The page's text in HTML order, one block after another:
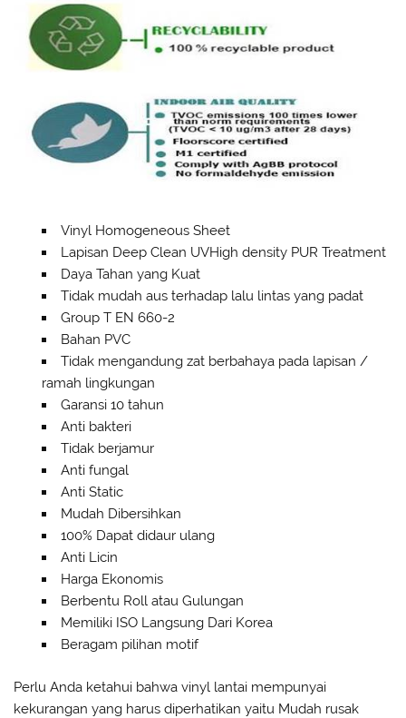
Vinyl Homogeneous Sheet
Lapisan Deep Clean UVHigh density PUR Treatment
Daya Tahan yang Kuat
Tidak mudah aus terhadap lalu lintas yang padat
Group T EN 660-2
Bahan PVC
Tidak mengandung zat berbahaya pada lapisan /
ramah lingkungan
Garansi 10 tahun
Anti bakteri
Tidak berjamur
Anti fungal
Anti Static
Mudah Dibersihkan
100% Dapat didaur ulang
Anti Licin
Harga Ekonomis
Berbentu Roll atau Gulungan
Memiliki ISO Langsung Dari Korea
Beragam pilihan motif
Perlu Anda ketahui bahwa vinyl lantai mempunyai
kekurangan yang harus diperhatikan yaitu Mudah rusak